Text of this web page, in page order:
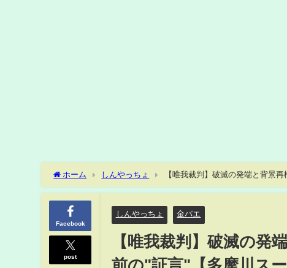
ホーム しんやっちょ
【唯我裁判】破滅の発端と背景
浜地裁で判決
Facebook
post
しんやっちょ 金バエ
【唯我裁判】破滅の発
前の"証言"【多摩川ス